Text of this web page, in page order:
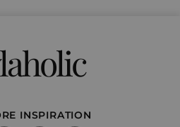
INSPIRATION